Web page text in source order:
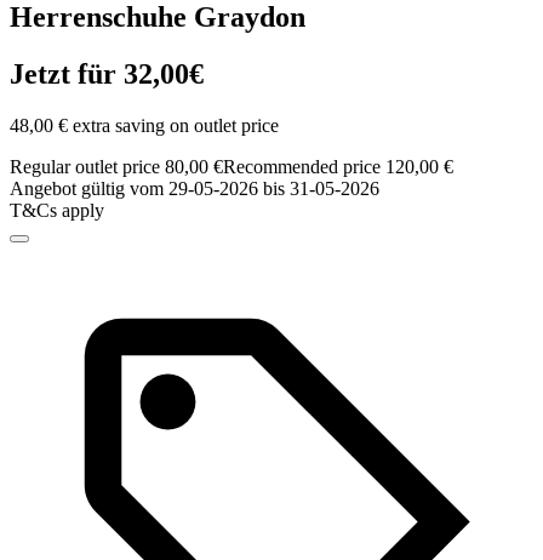
Herrenschuhe Graydon
Jetzt für 32,00€
48,00 € extra saving on outlet price
Regular outlet price 80,00 €Recommended price 120,00 €
Angebot gültig vom 29-05-2026 bis 31-05-2026
T&Cs apply